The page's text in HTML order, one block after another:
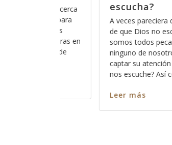
loco, cómo está eso
acaso no
no escucha a
es que haremos para
nos sirve
Hace días que
Dios pues ese
los
palabra, entre
más profundo
en cada
Leer más